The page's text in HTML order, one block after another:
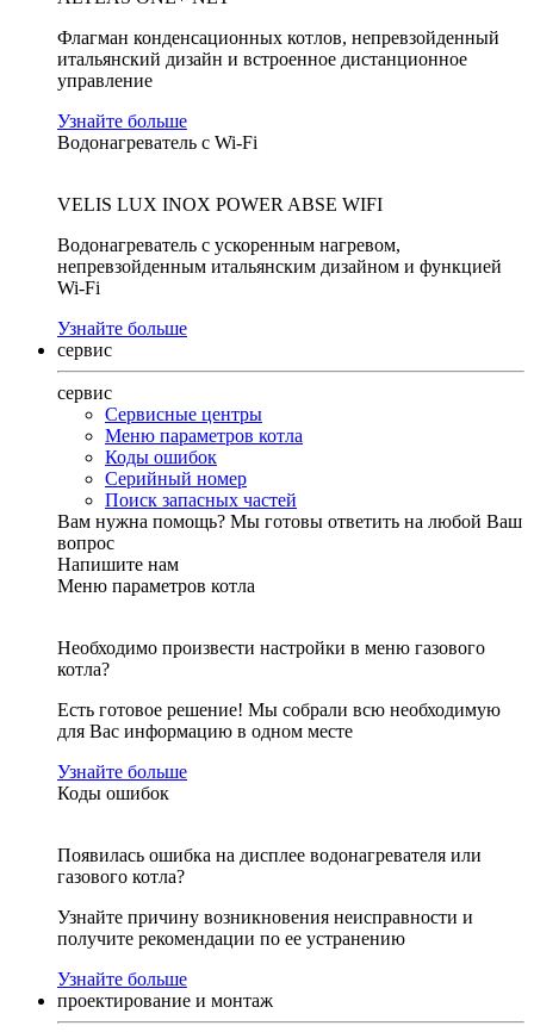
Флагман конденсационных котлов, непревзойденный
итальянский дизайн и встроенное дистанционное
управление
Узнайте больше
Водонагреватель с Wi-Fi
VELIS LUX INOX POWER ABSE WIFI
Водонагреватель с ускоренным нагревом,
непревзойденным итальянским дизайном и функцией
Wi-Fi
Узнайте больше
сервис
сервис
Сервисные центры
Меню параметров котла
Коды ошибок
Серийный номер
Поиск запасных частей
Вам нужна помощь? Мы готовы ответить на любой Ваш
вопрос
Напишите нам
Меню параметров котла
Необходимо произвести настройки в меню газового
котла?
Есть готовое решение! Мы собрали всю необходимую
для Вас информацию в одном месте
Узнайте больше
Коды ошибок
Появилась ошибка на дисплее водонагревателя или
газового котла?
Узнайте причину возникновения неисправности и
получите рекомендации по ее устранению
Узнайте больше
проектирование и монтаж